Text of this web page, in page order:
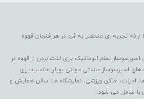
تجربه ای منحصر به فرد در هر فنجان قهوه
تمام اتوماتیک برای لذت بردن از قهوه در
های اسپرسوساز صنعتی مولتی بویلر مناسب برای
ادارات، اماکن ورزشی، نمایشگاه ها، سالن همایش و
را شامل می شود.